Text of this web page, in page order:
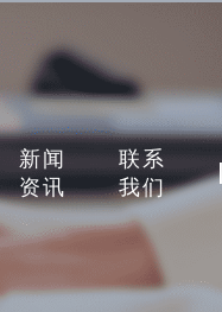
新闻
资讯
联系
我们